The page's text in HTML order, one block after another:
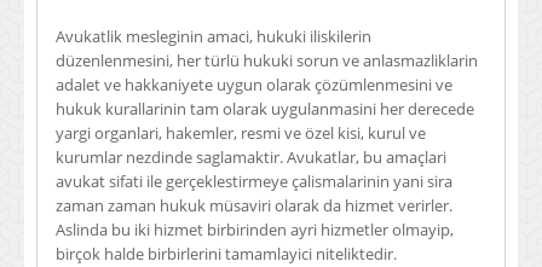
Avukatlik mesleginin amaci, hukuki iliskilerin
düzenlenmesini, her türlü hukuki sorun ve anlasmazliklarin
adalet ve hakkaniyete uygun olarak çözümlenmesini ve
hukuk kurallarinin tam olarak uygulanmasini her derecede
yargi organlari, hakemler, resmi ve özel kisi, kurul ve
kurumlar nezdinde saglamaktir. Avukatlar, bu amaçlari
avukat sifati ile gerçeklestirmeye çalismalarinin yani sira
zaman zaman hukuk müsaviri olarak da hizmet verirler.
Aslinda bu iki hizmet birbirinden ayri hizmetler olmayip,
birçok halde birbirlerini tamamlayici niteliktedir.